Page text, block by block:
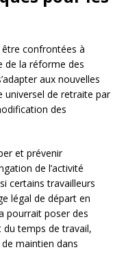
confrontées à
de la réforme des
aux nouvelles
universel de retraite par
des
et prévenir
de l’activité
certains travailleurs
légal de départ en
pourrait poser des
du temps de travail,
maintien dans